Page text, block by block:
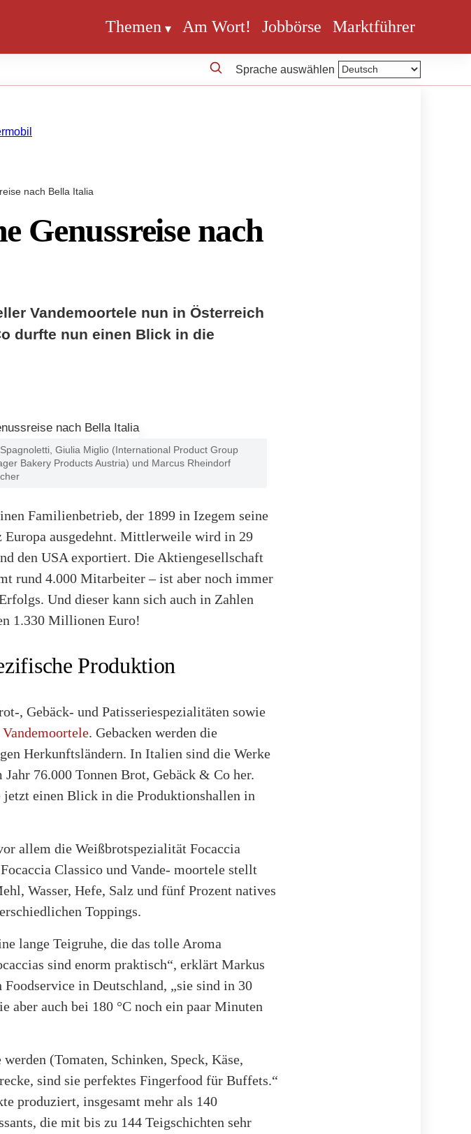
Themen Am Wort! Jobbörse Marktführer
Sprache auswählen
nach Bella Italia
Genussreise nach
Vandemoortele nun in Österreich
durfte nun einen Blick in die
Giulia Miglio (International Product Group
Bakery Products Austria) und Marcus Rheindorf
Familienbetrieb, der 1899 in Izegem seine
ausgedehnt. Mittlerweile wird in 29
den USA exportiert. Die Aktiengesellschaft
rund 4.000 Mitarbeiter – ist aber noch immer
Und dieser kann sich auch in Zahlen
1.330 Millionen Euro!
Produktion
, Gebäck- und Patisseriespezialitäten sowie
Vandemoortele. Gebacken werden die
Herkunftsländern. In Italien sind die Werke
76.000 Tonnen Brot, Gebäck & Co her.
einen Blick in die Produktionshallen in
allem die Weißbrotspezialität Focaccia
Classico und Vande- moortele stellt
Wasser, Hefe, Salz und fünf Prozent natives
Toppings.
lange Teigruhe, die das tolle Aroma
sind enorm praktisch“, erklärt Markus
in Deutschland, „sie sind in 30
aber auch bei 180 °C noch ein paar Minuten
(Tomaten, Schinken, Speck, Käse,
sind sie perfektes Fingerfood für Buffets.“
produziert, insgesamt mehr als 140
die mit bis zu 144 Teigschichten sehr